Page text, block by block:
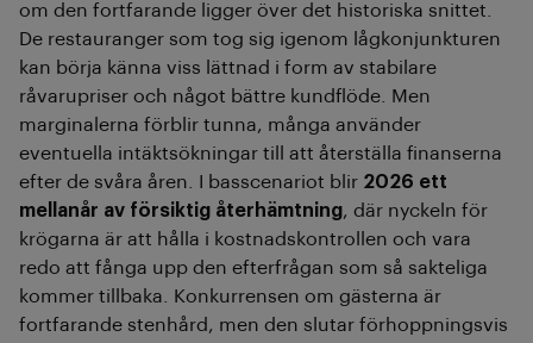
om den fortfarande ligger över det historiska snittet.
De restauranger som tog sig igenom lågkonjunkturen
kan börja känna viss lättnad i form av stabilare
råvarupriser och något bättre kundflöde. Men
marginalerna förblir tunna, många använder
eventuella intäktsökningar till att återställa finanserna
efter de svåra åren. I basscenariot blir 2026 ett
mellanår av försiktig återhämtning, där nyckeln för
krögarna är att hålla i kostnadskontrollen och vara
redo att fånga upp den efterfrågan som så sakteliga
kommer tillbaka. Konkurrensen om gästerna är
fortfarande stenhård, men den slutar förhoppningsvis